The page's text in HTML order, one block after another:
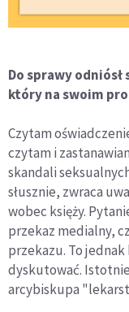
Do sprawy
który na swoim
Czytam
czytam i
skandali
słusznie, zwraca
wobec księży.
przekaz medialny,
przekazu. To
dyskutować.
arcybiskupa